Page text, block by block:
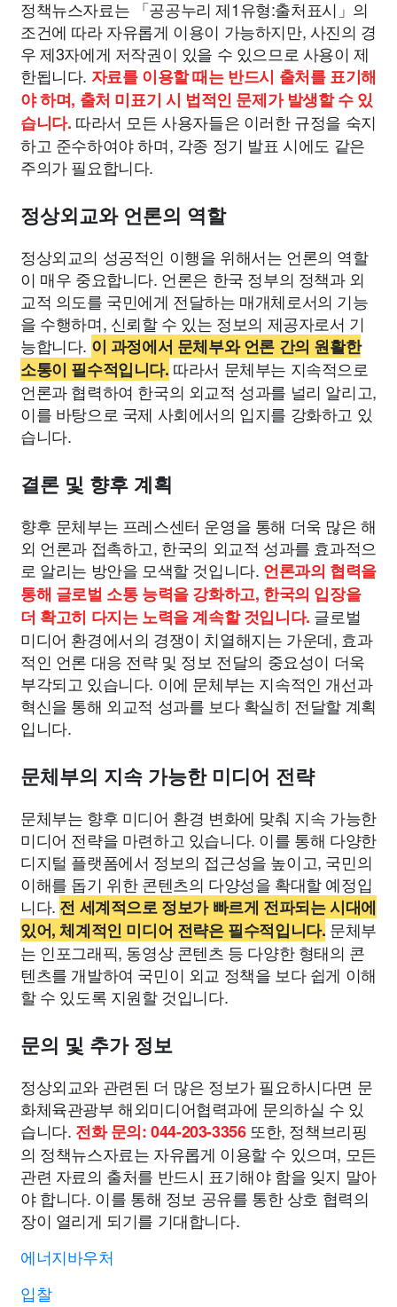
정책뉴스자료는 「공공누리 제1유형:출처표시」의
조건에 따라 자유롭게 이용이 가능하지만, 사진의 경
우 제3자에게 저작권이 있을 수 있으므로 사용이 제
한됩니다. 자료를 이용할 때는 반드시 출처를 표기해
야 하며, 출처 미표기 시 법적인 문제가 발생할 수 있
습니다. 따라서 모든 사용자들은 이러한 규정을 숙지
하고 준수하여야 하며, 각종 정기 발표 시에도 같은
주의가 필요합니다.
정상외교와 언론의 역할
정상외교의 성공적인 이행을 위해서는 언론의 역할
이 매우 중요합니다. 언론은 한국 정부의 정책과 외
교적 의도를 국민에게 전달하는 매개체로서의 기능
을 수행하며, 신뢰할 수 있는 정보의 제공자로서 기
능합니다. 이 과정에서 문체부와 언론 간의 원활한
소통이 필수적입니다. 따라서 문체부는 지속적으로
언론과 협력하여 한국의 외교적 성과를 널리 알리고,
이를 바탕으로 국제 사회에서의 입지를 강화하고 있
습니다.
결론 및 향후 계획
향후 문체부는 프레스센터 운영을 통해 더욱 많은 해
외 언론과 접촉하고, 한국의 외교적 성과를 효과적으
로 알리는 방안을 모색할 것입니다. 언론과의 협력을
통해 글로벌 소통 능력을 강화하고, 한국의 입장을
더 확고히 다지는 노력을 계속할 것입니다. 글로벌
미디어 환경에서의 경쟁이 치열해지는 가운데, 효과
적인 언론 대응 전략 및 정보 전달의 중요성이 더욱
부각되고 있습니다. 이에 문체부는 지속적인 개선과
혁신을 통해 외교적 성과를 보다 확실히 전달할 계획
입니다.
문체부의 지속 가능한 미디어 전략
문체부는 향후 미디어 환경 변화에 맞춰 지속 가능한
미디어 전략을 마련하고 있습니다. 이를 통해 다양한
디지털 플랫폼에서 정보의 접근성을 높이고, 국민의
이해를 돕기 위한 콘텐츠의 다양성을 확대할 예정입
니다. 전 세계적으로 정보가 빠르게 전파되는 시대에
있어, 체계적인 미디어 전략은 필수적입니다. 문체부
는 인포그래픽, 동영상 콘텐츠 등 다양한 형태의 콘
텐츠를 개발하여 국민이 외교 정책을 보다 쉽게 이해
할 수 있도록 지원할 것입니다.
문의 및 추가 정보
정상외교와 관련된 더 많은 정보가 필요하시다면 문
화체육관광부 해외미디어협력과에 문의하실 수 있
습니다. 전화 문의: 044-203-3356또한, 정책브리핑
의 정책뉴스자료는 자유롭게 이용할 수 있으며, 모든
관련 자료의 출처를 반드시 표기해야 함을 잊지 말아
야 합니다. 이를 통해 정보 공유를 통한 상호 협력의
장이 열리게 되기를 기대합니다.
에너지바우처
입찰